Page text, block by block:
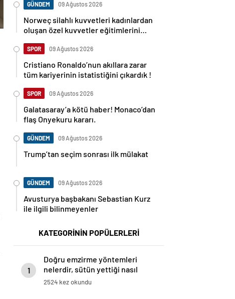
GÜNDEM 09 Ağustos 2026
Norweç silahlı kuvvetleri kadınlardan
oluşan özel kuvvetler eğitimlerini
SPOR 09 Ağustos 2026
Cristiano Ronaldo’nun akıllara zarar
tüm kariyerinin istatistiğini çıkardık !
SPOR 09 Ağustos 2026
Galatasaray’a kötü haber! Monaco’dan
flaş Onyekuru kararı.
GÜNDEM 09 Ağustos 2026
Trump’tan seçim sonrası ilk mülakat
GÜNDEM 09 Ağustos 2026
Avusturya başbakanı Sebastian Kurz
ile ilgili bilinmeyenler
KATEGORİNİN POPÜLERLERİ
1
Doğru emzirme yöntemleri
nelerdir, sütün yettiği nasıl
anlaşılır?
2524 kez okundu